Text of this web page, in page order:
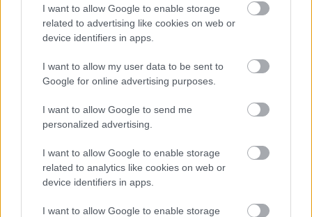
I want to allow Google to enable storage
related to advertising like cookies on web or
device identifiers in apps.
I want to allow my user data to be sent to
Google for online advertising purposes.
I want to allow Google to send me
personalized advertising.
I want to allow Google to enable storage
related to analytics like cookies on web or
device identifiers in apps.
I want to allow Google to enable storage
múlt Bicske vízellátása
E-mail cím